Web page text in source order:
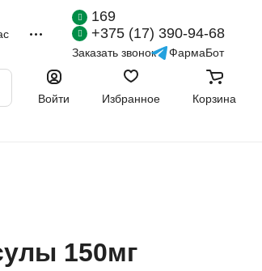
169
+375 (17) 390-94-68
Заказать звонок ФармаБот
Войти
Избранное Корзина
150мг